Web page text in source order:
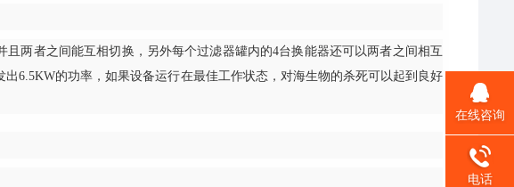
两者之间能互相切换，另外每个过滤器罐内的4台换能器还可以两者之间相互
6.5KW的功率，如果设备运行在最佳工作状态，对海生物的杀死可以起到良好
在线咨询
电话